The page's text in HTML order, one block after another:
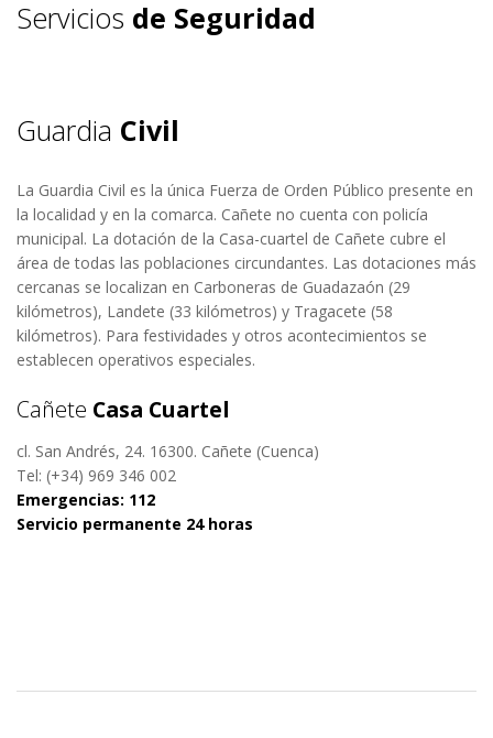
Servicios de Seguridad
Guardia Civil
La Guardia Civil es la única Fuerza de Orden Público presente en
la localidad y en la comarca. Cañete no cuenta con policía
municipal. La dotación de la Casa-cuartel de Cañete cubre el
área de todas las poblaciones circundantes. Las dotaciones más
cercanas se localizan en Carboneras de Guadazaón (29
kilómetros), Landete (33 kilómetros) y Tragacete (58
kilómetros). Para festividades y otros acontecimientos se
establecen operativos especiales.
Cañete Casa Cuartel
cl. San Andrés, 24. 16300. Cañete (Cuenca)
Tel: (+34) 969 346 002
Emergencias: 112
Servicio permanente 24 horas